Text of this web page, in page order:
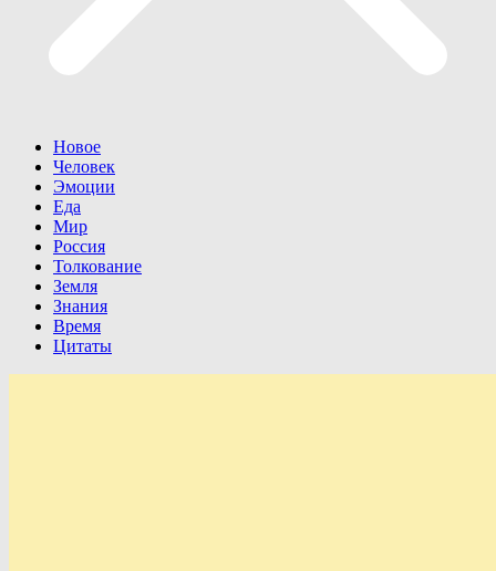
Новое
Человек
Эмоции
Еда
Мир
Россия
Толкование
Земля
Знания
Время
Цитаты